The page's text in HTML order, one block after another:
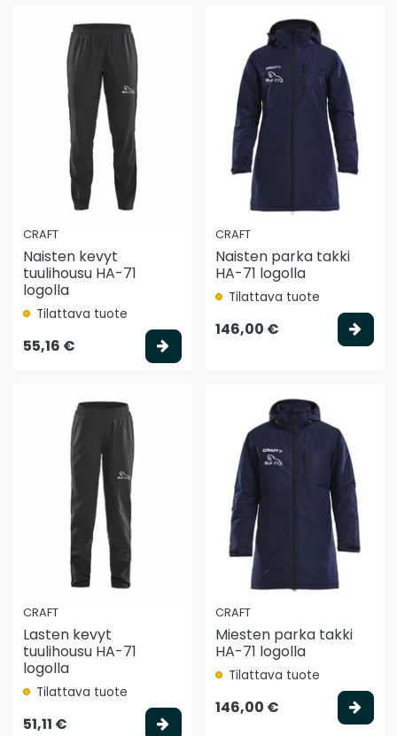
CRAFT
Naisten kevyt
tuulihousu HA-71
logolla
Tilattava tuote
55,16 €
CRAFT
Naisten parka takki
HA-71 logolla
Tilattava tuote
146,00 €
CRAFT
Lasten kevyt
tuulihousu HA-71
logolla
Tilattava tuote
51,11 €
CRAFT
Miesten parka takki
HA-71 logolla
Tilattava tuote
146,00 €